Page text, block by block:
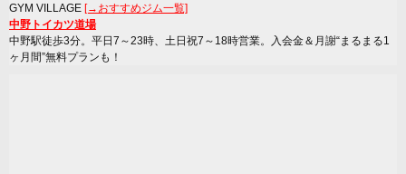
GYM VILLAGE [→おすすめジム一覧]
中野トイカツ道場
中野駅徒歩3分。平日7～23時、土日祝7～18時営業。入会金＆月謝“まるまる1
ヶ月間”無料プランも！